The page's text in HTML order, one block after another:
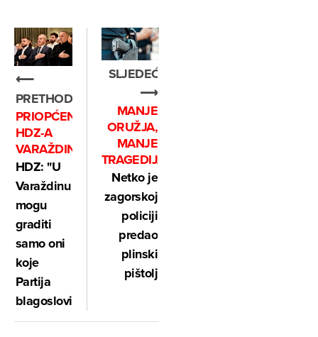
⟵
PRETHODNO
PRIOPĆENJE
HDZ-A
VARAŽDIN:
HDZ: "U
Varaždinu
mogu
graditi
samo oni
koje
Partija
blagoslovi"
SLJEDEĆE
⟶
MANJE
ORUŽJA,
MANJE
TRAGEDIJA
Netko je
zagorskoj
policiji
predao
plinski
pištolj